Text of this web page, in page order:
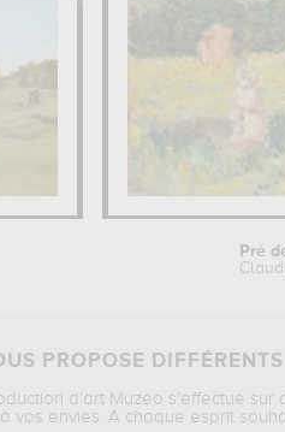
Pré
PROPOSE
d’art Muzéo s’effectue
vos envies. A chaque esprit